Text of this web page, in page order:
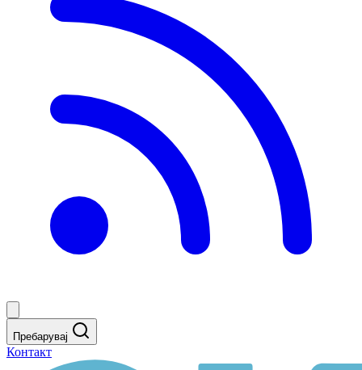
Пребарувај
Контакт